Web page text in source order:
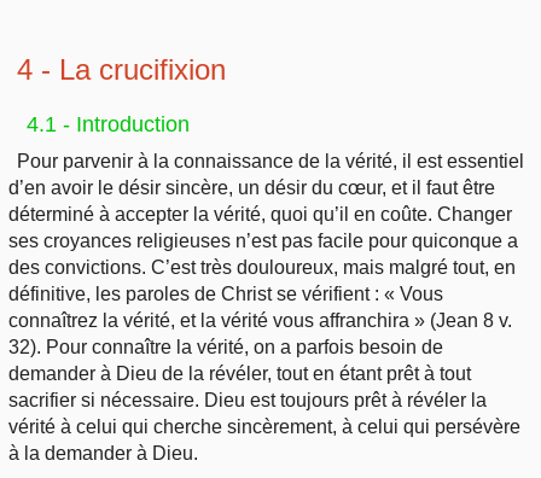
4 - La crucifixion
4.1 - Introduction
Pour parvenir à la connaissance de la vérité, il est essentiel
d’en avoir le désir sincère, un désir du cœur, et il faut être
déterminé à accepter la vérité, quoi qu’il en coûte. Changer
ses croyances religieuses n’est pas facile pour quiconque a
des convictions. C’est très douloureux, mais malgré tout, en
définitive, les paroles de Christ se vérifient : « Vous
connaîtrez la vérité, et la vérité vous affranchira » (Jean 8 v.
32). Pour connaître la vérité, on a parfois besoin de
demander à Dieu de la révéler, tout en étant prêt à tout
sacrifier si nécessaire. Dieu est toujours prêt à révéler la
vérité à celui qui cherche sincèrement, à celui qui persévère
à la demander à Dieu.